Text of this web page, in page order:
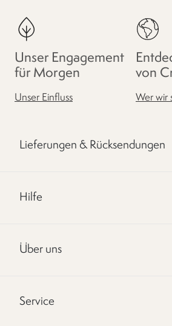
Unser Engagement
für Morgen
Unser Einfluss
von
Wer wir
Lieferungen & Rücksendungen
Hilfe
Über uns
Service